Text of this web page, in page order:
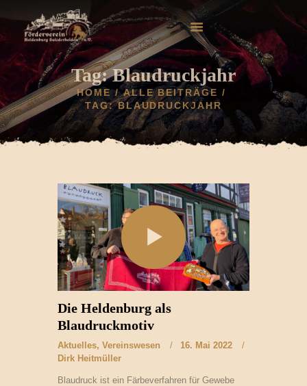
Tag: Blaudruckjahr
HOME
ALLE BEITRÄGE
TAG: BLAUDRUCKJAHR
HOME
AKTUELLES
HISTORIE
VEREIN
GALERIE
Die Heldenburg als
Blaudruckmotiv
Aktuelles, Vereinswesen
16. Mai 2022
Dirk Heitmüller
Blaudruck ist ein Färbeverfahren für Gewebe